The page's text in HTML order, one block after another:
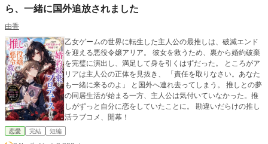
ら、一緒に国外追放されました
由香
乙女ゲームの世界に転生した主人公の最推しは、破滅エンド
を迎える悪役令嬢アリア。 彼女を救うため、裏から婚約破棄
を完璧に演出し、満足して身を引くはずだった。 ところがア
リアは主人公の正体を見抜き、 「責任を取りなさい。あなた
も一緒に来るのよ」 と国外へ連れ去ってしまう。 推しとの夢
の同居生活が始まる一方、主人公は気付いていなかった。推
しがずっと自分に恋をしていたことに。 勘違いだらけの推し
活ラブコメ、開幕！
恋愛 完結 短編